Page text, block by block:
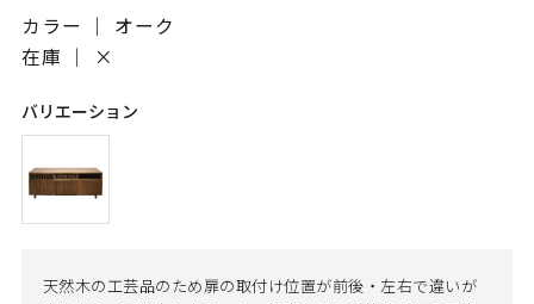
カラー ｜ オーク
在庫 ｜
×
バリエーション
天然木の工芸品のため扉の取付け位置が前後・左右で違いが